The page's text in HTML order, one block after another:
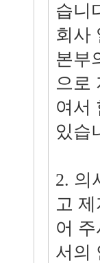
습니
회사
본부
으로
여서
있습
2. 의
고
어
서의